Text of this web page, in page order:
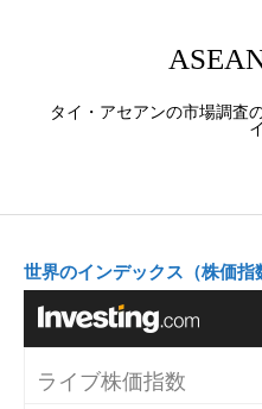
タイ・アセアンの市場調査
世界のインデックス（株価指